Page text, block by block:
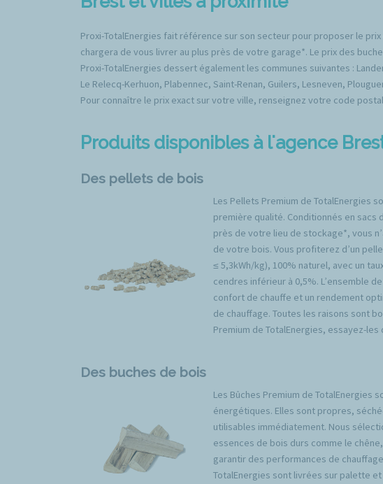
Proxi-TotalEnergies fait référence sur son secteur pour proposer le
chargera de vous livrer au plus près de votre garage*. Le prix des
Proxi-TotalEnergies dessert également les communes suivantes :
Le Relecq-Kerhuon, Plabennec, Saint-Renan, Guilers, Lesneven,
Pour connaître le prix exact sur votre ville, renseignez votre code
Produits disponibles à l'agence
Des pellets de bois
Les Pellets Premium de TotalEnergies
première qualité. Conditionnés en sacs
près de votre lieu de stockage*, vous
de votre bois. Vous profiterez d’un
≤ 5,3kWh/kg), 100% naturel, avec un
cendres inférieur à 0,5%. L’ensemble
confort de chauffe et un rendement
de chauffage. Toutes les raisons sont
Premium de TotalEnergies, essayez-les
Des buches de bois
Les Bûches Premium de TotalEnergies
énergétiques. Elles sont propres,
utilisables immédiatement. Nous
essences de bois durs comme le
garantir des performances de
TotalEnergies sont livrées sur palette